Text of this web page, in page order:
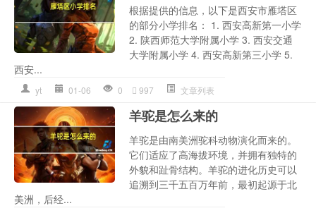
根据提供的信息，以下是西安市雁塔区
的部分小学排名： 1. 西安高新第一小学
2. 陕西师范大学附属小学 3. 西安交通
大学附属小学 4. 西安高新第三小学 5.
西安...
yt 01-06 0 997 文章列表
羊驼是怎么来的
羊驼是由南美洲驼科动物演化而来的。
它们适应了高海拔环境，并拥有独特的
外貌和趾骨结构。羊驼的进化历史可以
追溯到三千五百万年前，最初起源于北
美洲，后经...